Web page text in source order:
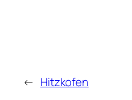
← Hitzkofen